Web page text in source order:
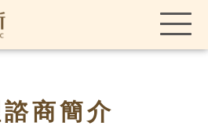
商簡介